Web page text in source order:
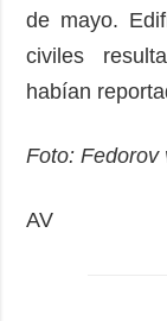
de mayo.
civiles
habían
Foto: Fedorov
AV